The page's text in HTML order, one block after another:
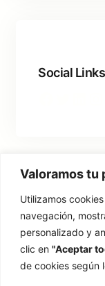
Valoramos tu
Utilizamos
navegación,
personalizado y
clic en "Aceptar
de cookies según
Social Links